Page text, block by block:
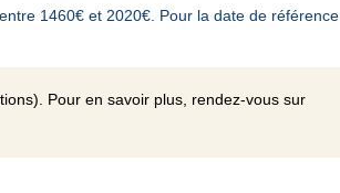
1460€ et 2020€. Pour la date de référence
Pour en savoir plus, rendez-vous sur